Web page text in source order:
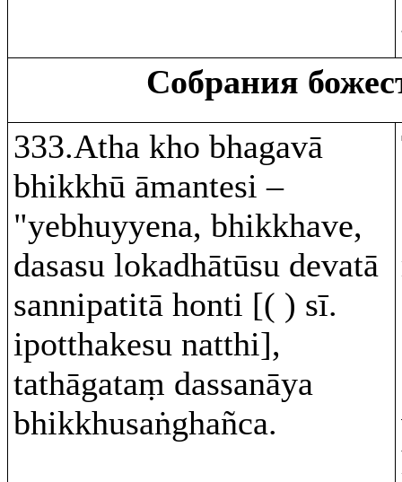
Собрания
333.Atha kho bhagavā
bhikkhū āmantesi –
"yebhuyyena, bhikkhave,
dasasu lokadhātūsu devatā
sannipatitā honti [( ) sī.
ipotthakesu natthi],
tathāgataṃ dassanāya
bhikkhusaṅghañca.